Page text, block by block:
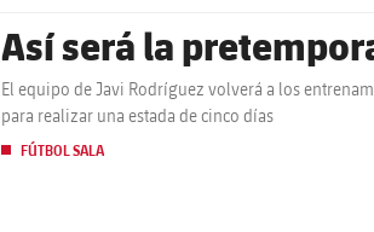
Así será la
El equipo de Javi Rodríguez volverá a los
para realizar una estada de cinco días
FÚTBOL SALA